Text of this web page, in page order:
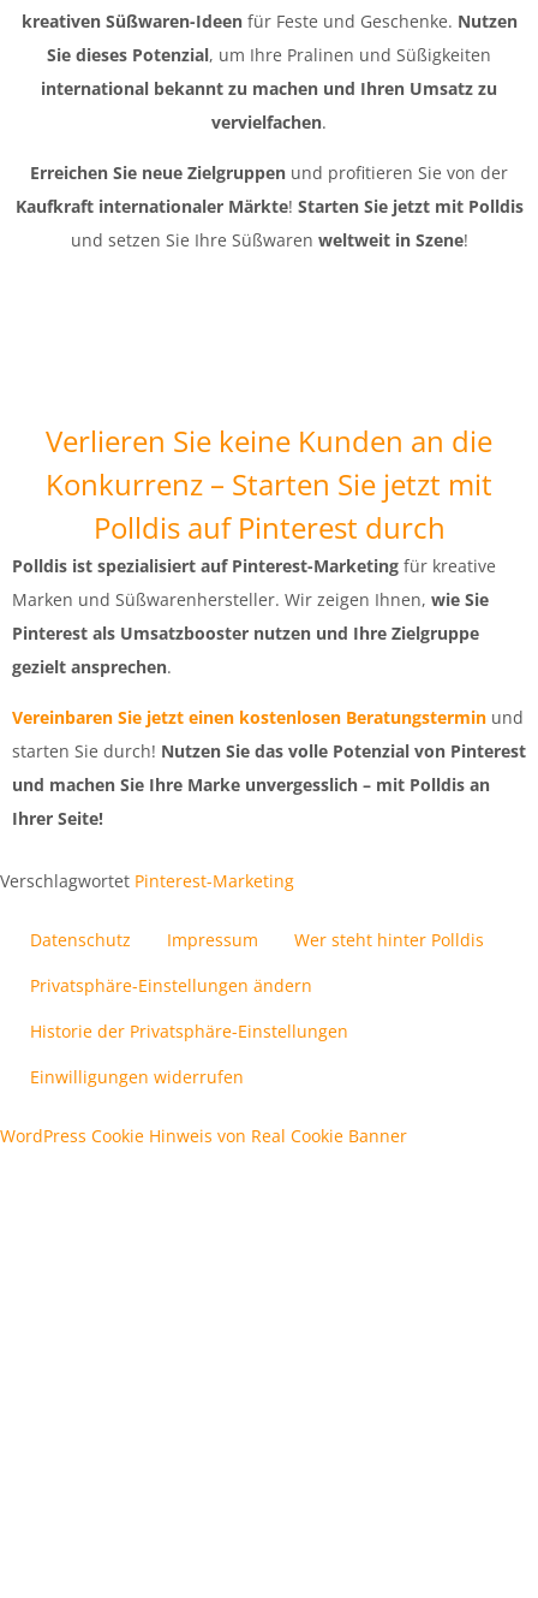
kreativen Süßwaren-Ideenfür Feste und Geschenke. Nutzen
Sie dieses Potenzial, um Ihre Pralinen und Süßigkeiten
international bekannt zu machen und Ihren Umsatz zu
vervielfachen.
Erreichen Sie neue Zielgruppen und profitieren Sie von der
Kaufkraft internationaler Märkte! Starten Sie jetzt mit Polldis
und setzen Sie Ihre Süßwaren weltweit in Szene!
Verlieren Sie keine Kunden an die
Konkurrenz – Starten Sie jetzt mit
Polldis auf Pinterest durch
Polldis ist spezialisiert auf Pinterest-Marketing für kreative
Marken und Süßwarenhersteller. Wir zeigen Ihnen, wie Sie
Pinterest als Umsatzbooster nutzen und Ihre Zielgruppe
gezielt ansprechen.
Vereinbaren Sie jetzt einen kostenlosen Beratungstermin und
starten Sie durch! Nutzen Sie das volle Potenzial von Pinterest
und machen Sie Ihre Marke unvergesslich – mit Polldis an
Ihrer Seite!
Verschlagwortet Pinterest-Marketing
Datenschutz Impressum
Wer steht hinter Polldis
Privatsphäre-Einstellungen ändern
Historie der Privatsphäre-Einstellungen
Einwilligungen widerrufen
WordPress Cookie Hinweis von Real Cookie Banner